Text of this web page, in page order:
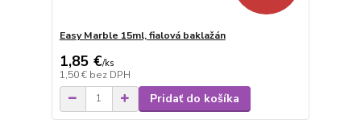
Easy Marble 15ml, fialová baklažán
1,85 €/ks
1,50 € bez DPH
Pridať do košíka